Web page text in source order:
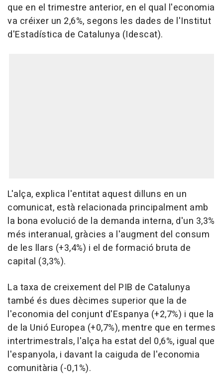
que en el trimestre anterior, en el qual l'economia
va créixer un 2,6%, segons les dades de l'Institut
d'Estadística de Catalunya (Idescat).
L'alça, explica l'entitat aquest dilluns en un
comunicat, està relacionada principalment amb
la bona evolució de la demanda interna, d'un 3,3%
més interanual, gràcies a l'augment del consum
de les llars (+3,4%) i el de formació bruta de
capital (3,3%).
La taxa de creixement del PIB de Catalunya
també és dues dècimes superior que la de
l'economia del conjunt d'Espanya (+2,7%) i que la
de la Unió Europea (+0,7%), mentre que en termes
intertrimestrals, l'alça ha estat del 0,6%, igual que
l'espanyola, i davant la caiguda de l'economia
comunitària (-0,1%).